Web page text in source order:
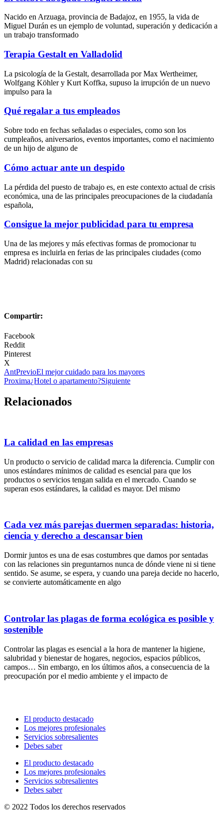
Nacido en Arzuaga, provincia de Badajoz, en 1955, la vida de
Miguel Durán es un ejemplo de voluntad, superación y dedicación a
un trabajo transformado
Terapia Gestalt en Valladolid
La psicología de la Gestalt, desarrollada por Max Wertheimer,
Wolfgang Köhler y Kurt Koffka, supuso la irrupción de un nuevo
impulso para la
Qué regalar a tus empleados
Sobre todo en fechas señaladas o especiales, como son los
cumpleaños, aniversarios, eventos importantes, como el nacimiento
de un hijo de alguno de
Cómo actuar ante un despido
La pérdida del puesto de trabajo es, en este contexto actual de crisis
económica, una de las principales preocupaciones de la ciudadanía
española,
Consigue la mejor publicidad para tu empresa
Una de las mejores y más efectivas formas de promocionar tu
empresa es incluirla en ferias de las principales ciudades (como
Madrid) relacionadas con su
Compartir:
Facebook
Reddit
Pinterest
X
AntPrevioEl mejor cuidado para los mayores
Proxima¿Hotel o apartamento?Siguiente
Relacionados
La calidad en las empresas
Un producto o servicio de calidad marca la diferencia. Cumplir con
unos estándares mínimos de calidad es esencial para que los
productos o servicios tengan salida en el mercado. Cuando se
superan esos estándares, la calidad es mayor. Del mismo
Cada vez más parejas duermen separadas: historia,
ciencia y derecho a descansar bien
Dormir juntos es una de esas costumbres que damos por sentadas
con las relaciones sin preguntarnos nunca de dónde viene ni si tiene
sentido. Se asume, se espera, y cuando una pareja decide no hacerlo,
se convierte automáticamente en algo
Controlar las plagas de forma ecológica es posible y
sostenible
Controlar las plagas es esencial a la hora de mantener la higiene,
salubridad y bienestar de hogares, negocios, espacios públicos,
campos… Sin embargo, en los últimos años, a consecuencia de la
preocupación por el medio ambiente y el impacto de
El producto destacado
Los mejores profesionales
Servicios sobresalientes
Debes saber
El producto destacado
Los mejores profesionales
Servicios sobresalientes
Debes saber
© 2022 Todos los derechos reservados